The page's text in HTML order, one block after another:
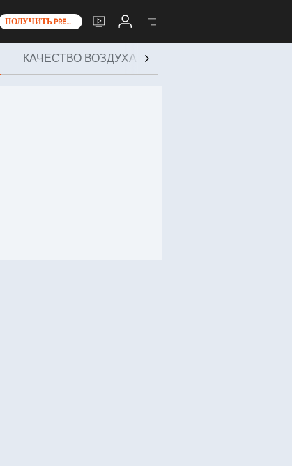
ПОЛУЧИТЬ PREMIUM+
КАЧЕСТВО ВОЗДУХА